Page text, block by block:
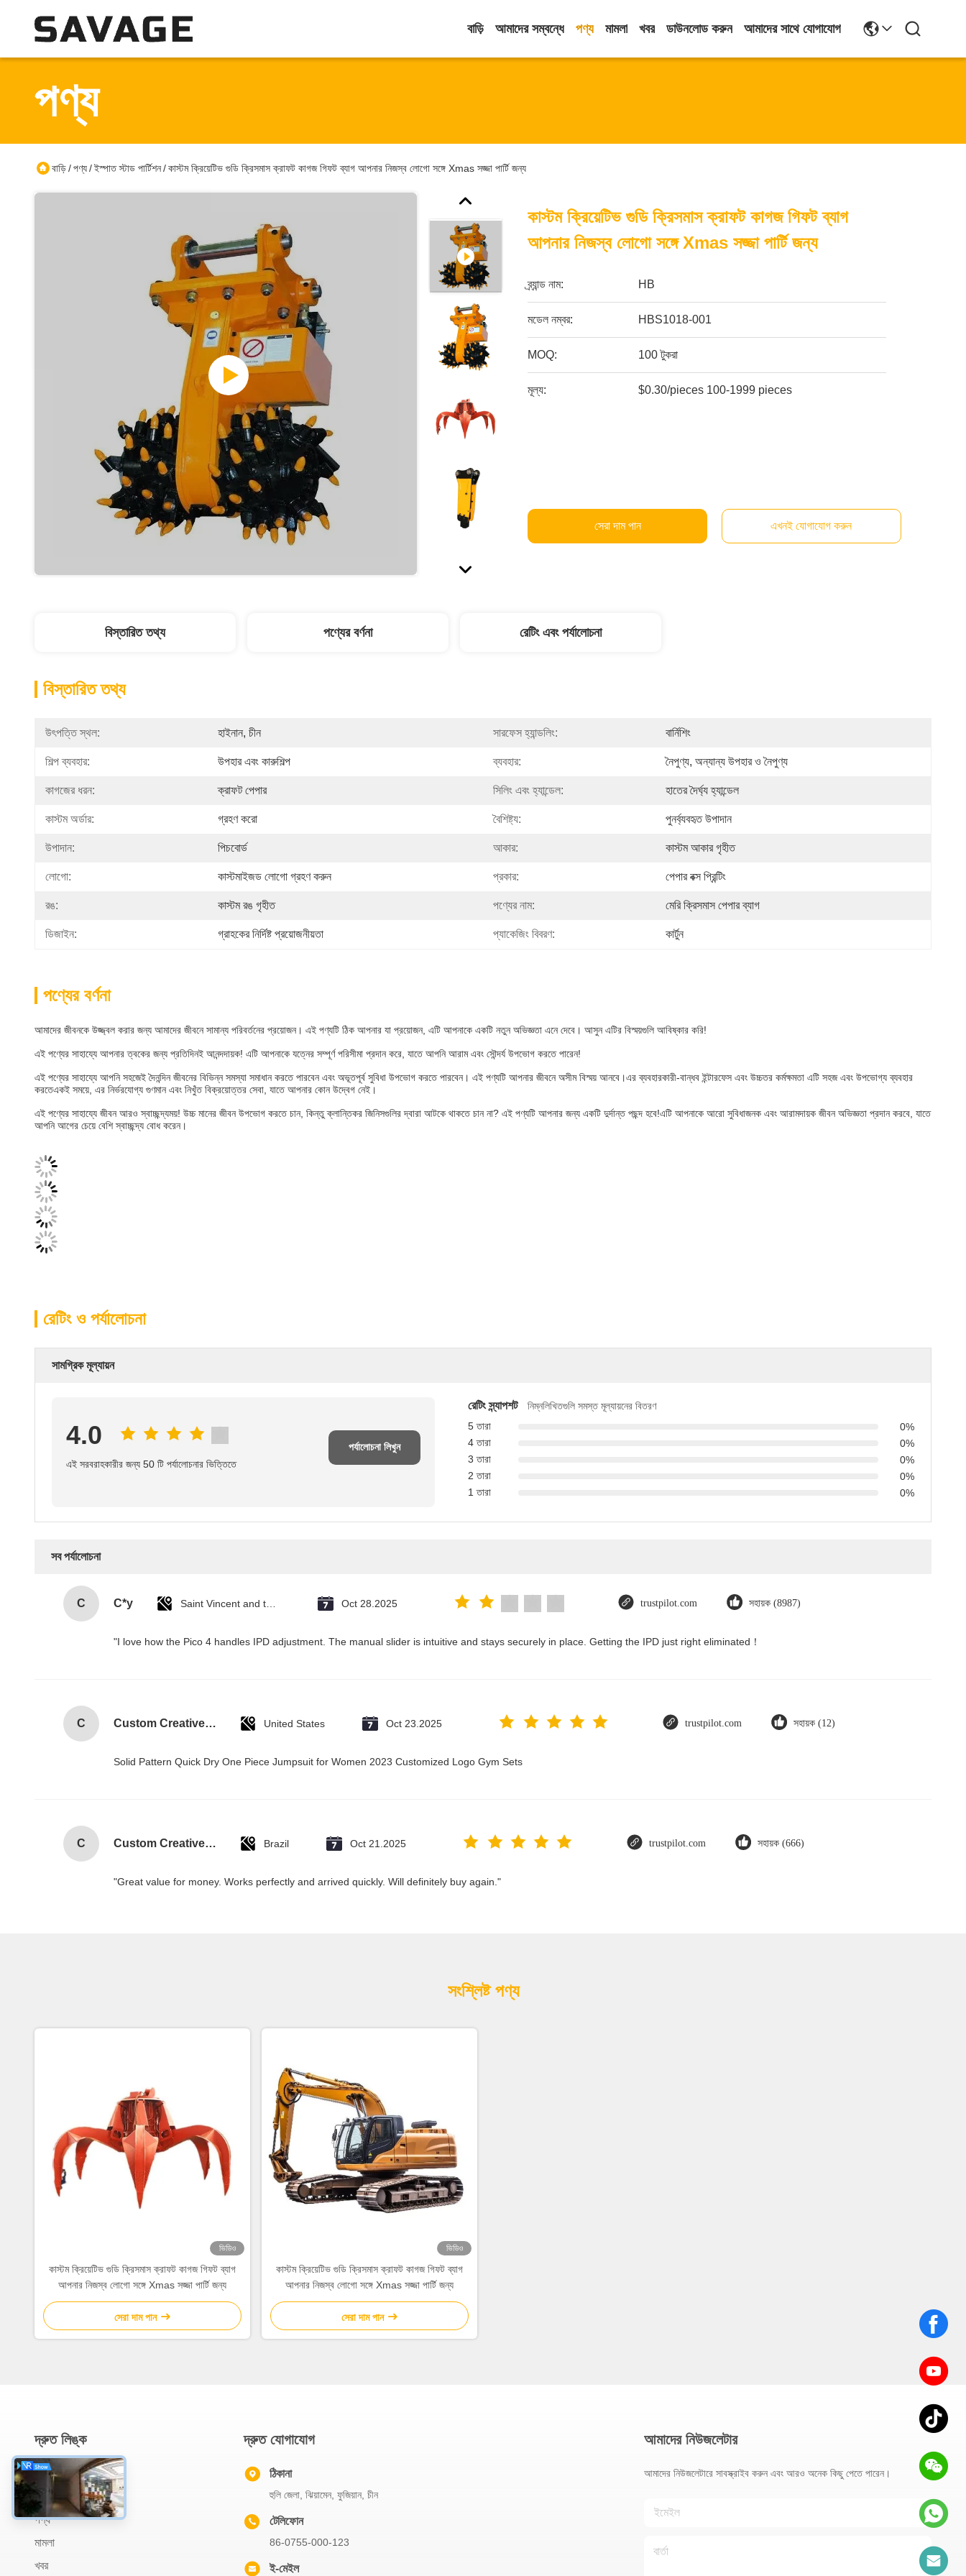
বাড়ি আমাদের সম্বন্ধে পণ্য মামলা খবর ডাউনলোড করুন আমাদের সাথে যোগাযোগ
পণ্য
বাড়ি/পণ্য/ইস্পাত স্টাড পার্টিশন/কাস্টম ক্রিয়েটিভ গুডি ক্রিসমাস ক্রাফট কাগজ গিফট ব্যাগ আপনার নিজস্ব লোগো সঙ্গে Xmas সজ্জা পার্টি জন্য
কাস্টম ক্রিয়েটিভ গুডি ক্রিসমাস ক্রাফট কাগজ গিফট ব্যাগ
আপনার নিজস্ব লোগো সঙ্গে Xmas সজ্জা পার্টি জন্য
ব্র্যান্ড নাম: HB
মডেল নম্বর: HBS1018-001
MOQ: 100 টুকরা
মূল্য: $0.30/pieces 100-1999 pieces
সেরা দাম পান এখনই যোগাযোগ করুন
বিস্তারিত তথ্য পণ্যের বর্ণনা রেটিং এবং পর্যালোচনা
বিস্তারিত তথ্য
উৎপত্তি স্থল: হাইনান, চীন সারফেস হ্যান্ডলিং: বার্নিশিং
শিল্প ব্যবহার: উপহার এবং কারুশিল্প ব্যবহার: নৈপুণ্য, অন্যান্য উপহার ও নৈপুণ্য
কাগজের ধরন: ক্রাফট পেপার সিলিং এবং হ্যান্ডেল: হাতের দৈর্ঘ্য হ্যান্ডেল
কাস্টম অর্ডার: গ্রহণ করো বৈশিষ্ট্য: পুনর্ব্যবহৃত উপাদান
উপাদান: পিচবোর্ড আকার: কাস্টম আকার গৃহীত
লোগো: কাস্টমাইজড লোগো গ্রহণ করুন প্রকার: পেপার বক্স প্রিন্টিং
রঙ: কাস্টম রঙ গৃহীত পণ্যের নাম: মেরি ক্রিসমাস পেপার ব্যাগ
ডিজাইন: গ্রাহকের নির্দিষ্ট প্রয়োজনীয়তা প্যাকেজিং বিবরণ: কার্টুন
পণ্যের বর্ণনা
আমাদের জীবনকে উজ্জ্বল করার জন্য আমাদের জীবনে সামান্য পরিবর্তনের প্রয়োজন। এই পণ্যটি ঠিক আপনার যা প্রয়োজন, এটি আপনাকে একটি নতুন অভিজ্ঞতা এনে দেবে। আসুন এটির বিস্ময়গুলি আবিষ্কার করি!
এই পণ্যের সাহায্যে আপনার ত্বকের জন্য প্রতিদিনই আনন্দদায়ক! এটি আপনাকে যত্নের সম্পূর্ণ পরিসীমা প্রদান করে, যাতে আপনি আরাম এবং সৌন্দর্য উপভোগ করতে পারেন!
এই পণ্যের সাহায্যে আপনি সহজেই দৈনন্দিন জীবনের বিভিন্ন সমস্যা সমাধান করতে পারবেন এবং অভূতপূর্ব সুবিধা উপভোগ করতে পারবেন। এই পণ্যটি আপনার জীবনে অসীম বিস্ময় আনবে।এর ব্যবহারকারী-বান্ধব ইন্টারফেস এবং উচ্চতর কর্মক্ষমতা এটি সহজ এবং উপভোগ্য ব্যবহার
করতেএকই সময়ে, এর নির্ভরযোগ্য গুণমান এবং নিখুঁত বিক্রয়োত্তর সেবা, যাতে আপনার কোন উদ্বেগ নেই।
এই পণ্যের সাহায্যে জীবন আরও স্বাচ্ছন্দ্যময়! উচ্চ মানের জীবন উপভোগ করতে চান, কিন্তু ক্লান্তিকর জিনিসগুলির দ্বারা আটকে থাকতে চান না? এই পণ্যটি আপনার জন্য একটি দুর্দান্ত পছন্দ হবে!এটি আপনাকে আরো সুবিধাজনক এবং আরামদায়ক জীবন অভিজ্ঞতা প্রদান করবে, যাতে
আপনি আগের চেয়ে বেশি স্বাচ্ছন্দ্য বোধ করেন।
রেটিং ও পর্যালোচনা
সামগ্রিক মূল্যায়ন
4.0
এই সরবরাহকারীর জন্য 50 টি পর্যালোচনার ভিত্তিতে
পর্যালোচনা লিখুন
রেটিং স্ন্যাপশট
নিম্নলিখিতগুলি সমস্ত মূল্যায়নের বিতরণ
5 তারা
0%
4 তারা
0%
3 তারা
0%
2 তারা
0%
1 তারা
0%
সব পর্যালোচনা
C C*y Oct 28.2025 trustpilot.com সহায়ক (8987)
"I love how the Pico 4 handles IPD adjustment. The manual slider is intuitive and stays securely in place. Getting the IPD just right eliminated！
C Custom Creative Goodie Christmas Kraft Paper Gift Bag with Your Own Logo for Xmas Decorative Party United States Oct 23.2025 trustpilot.com সহায়ক (12)
Solid Pattern Quick Dry One Piece Jumpsuit for Women 2023 Customized Logo Gym Sets
C Custom Creative Goodie Christmas Kraft Paper Gift Bag with Your Own Logo for Xmas Decorative Party Brazil Oct 21.2025 trustpilot.com সহায়ক (666)
"Great value for money. Works perfectly and arrived quickly. Will definitely buy again."
সংশ্লিষ্ট পণ্য
ভিডিও
কাস্টম ক্রিয়েটিভ গুডি ক্রিসমাস ক্রাফট কাগজ গিফট ব্যাগ
আপনার নিজস্ব লোগো সঙ্গে Xmas সজ্জা পার্টি জন্য
সেরা দাম পান
ভিডিও
কাস্টম ক্রিয়েটিভ গুডি ক্রিসমাস ক্রাফট কাগজ গিফট ব্যাগ
আপনার নিজস্ব লোগো সঙ্গে Xmas সজ্জা পার্টি জন্য
সেরা দাম পান
দ্রুত লিঙ্ক
বাড়ি
আমাদের সম্বন্ধে
পণ্য
মামলা
খবর
দ্রুত যোগাযোগ
ঠিকানা
হুলি জেলা, ঝিয়ামেন, ফুজিয়ান, চীন
টেলিফোন
86-0755-000-123
ই-মেইল
আমাদের নিউজলেটার
আমাদের নিউজলেটারে সাবস্ক্রাইব করুন এবং আরও অনেক কিছু পেতে পারেন।